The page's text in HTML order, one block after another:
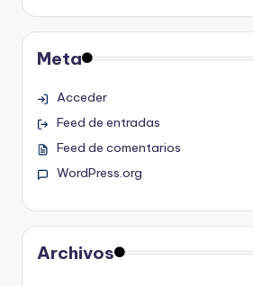
Meta
Acceder
Feed de entradas
Feed de comentarios
WordPress.org
Archivos